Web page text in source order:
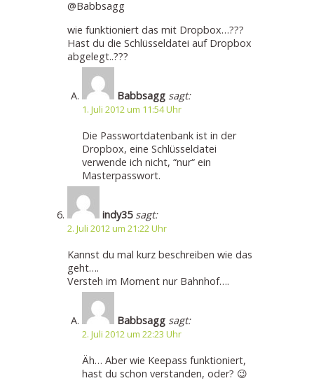
@Babbsagg
wie funktioniert das mit Dropbox…???
Hast du die Schlüsseldatei auf Dropbox
abgelegt..???
Babbsagg sagt:
1. Juli 2012 um 11:54 Uhr
Die Passwortdatenbank ist in der
Dropbox, eine Schlüsseldatei
verwende ich nicht, “nur“ ein
Masterpasswort.
indy35 sagt:
2. Juli 2012 um 21:22 Uhr
Kannst du mal kurz beschreiben wie das
geht….
Versteh im Moment nur Bahnhof….
Babbsagg sagt:
2. Juli 2012 um 22:23 Uhr
Äh… Aber wie Keepass funktioniert,
hast du schon verstanden, oder? 😉